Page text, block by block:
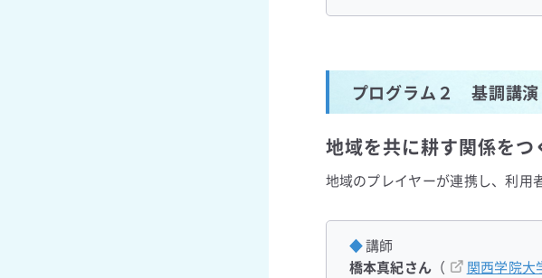
プログラム２ 基調講
地域を共に耕す関係をつ
地域のプレイヤーが連携し、利用
講師
橋本真紀さん （ 関西学院大